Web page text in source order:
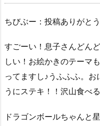
ちびぶー：投稿ありがとう
すごーい！息子さんどん
しい！お絵かきのテーマ
ってますし♪うふふふ。
うにステキ！！沢山食べ
ドラゴンボールちゃんと